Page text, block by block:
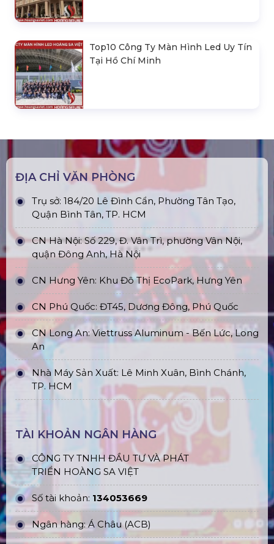
Top10 Công Ty Màn Hình Led Uy Tín
Tại Hồ Chí Minh
ĐỊA CHỈ VĂN PHÒNG
Trụ sở: 184/20 Lê Đình Cẩn, Phường Tân Tạo,
Quận Bình Tân, TP. HCM
CN Hà Nội: Số 229, Đ. Vân Trì, phường Vân Nội,
quận Đông Anh, Hà Nội
CN Hưng Yên: Khu Đô Thị EcoPark, Hưng Yên
CN Phú Quốc: ĐT45, Dương Đông, Phú Quốc
CN Long An: Viettruss Aluminum - Bến Lức, Long
An
Nhà Máy Sản Xuất: Lê Minh Xuân, Bình Chánh,
TP. HCM
TÀI KHOẢN NGÂN HÀNG
CÔNG TY TNHH ĐẦU TƯ VÀ PHÁT
TRIỂN HOÀNG SA VIỆT
Số tài khoản: 134053669
Ngân hàng: Á Châu (ACB)